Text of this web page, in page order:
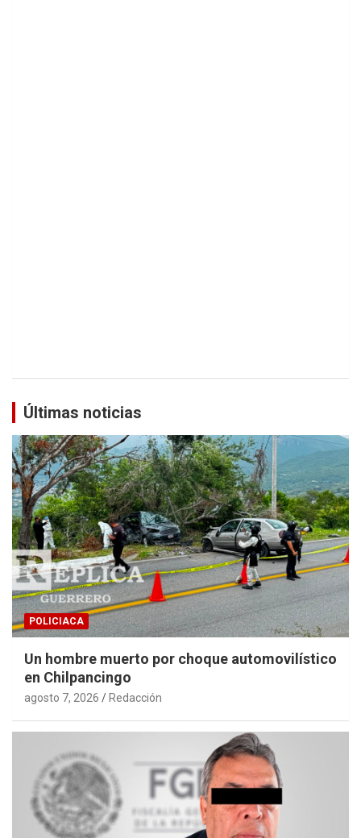
Últimas noticias
POLICIACA
Un hombre muerto por choque automovilístico
en Chilpancingo
agosto 7, 2026 Redacción